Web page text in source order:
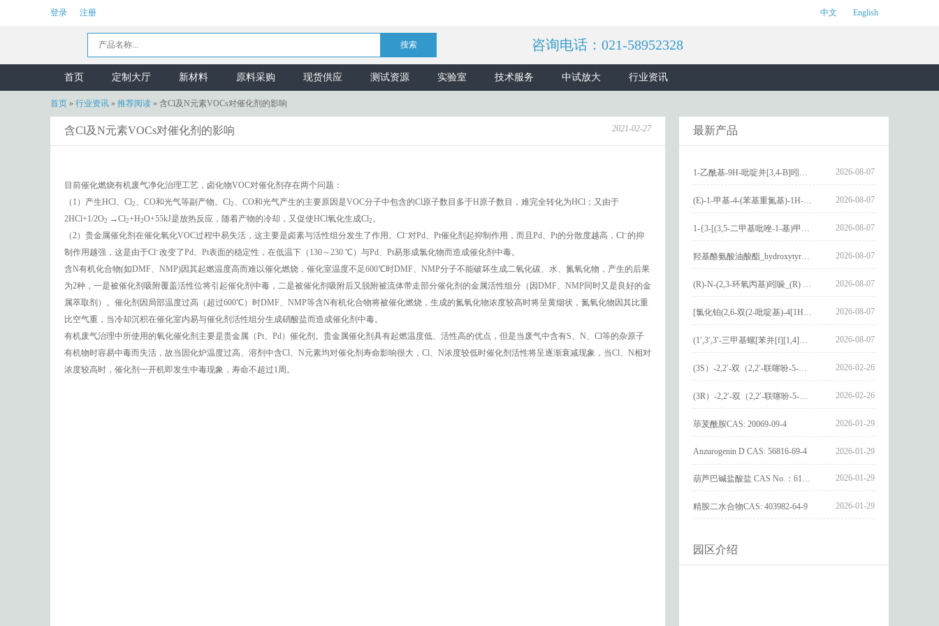
登录 注册 中文 English
咨询电话：021-58952328
首页 定制大厅 新材料 原料采购 现货供应 测试资源 实验室 技术服务 中试放大 行业资讯
首页 » 行业资讯 » 推荐阅读 » 含Cl及N元素VOCs对催化剂的影响
含Cl及N元素VOCs对催化剂的影响 2021-02-27
目前催化燃烧有机废气净化治理工艺，卤化物VOC对催化剂存在两个问题：
（1）产生HCl、Cl2 、CO和光气等副产物。Cl2 、CO和光气产生的主要原因是VOC分子中包含的Cl原子数目多于H原子数目，难完全转化为HCl；又由于
2HCl+1/2O2 →Cl2+H2O+55kJ是放热反应，随着产物的冷却，又促使HCl氧化生成Cl2 。
（2）贵金属催化剂在催化氧化VOC过程中易失活，这主要是卤素与活性组分发生了作用。Cl–对Pd、Pt催化剂起抑制作用，而且Pd、Pt的分散度越高，Cl–的抑
制作用越强，这是由于Cl–改变了Pd、Pt表面的稳定性，在低温下（130～230 ℃）与Pd、Pt易形成氯化物而造成催化剂中毒。
含N有机化合物(如DMF、NMP)因其起燃温度高而难以催化燃烧，催化室温度不足600℃时DMF、NMP分子不能破坏生成二氧化碳、水、氮氧化物，产生的后果
为2种，一是被催化剂吸附覆盖活性位将引起催化剂中毒，二是被催化剂吸附后又脱附被流体带走部分催化剂的金属活性组分（因DMF、NMP同时又是良好的金
属萃取剂）。催化剂因局部温度过高（超过600℃）时DMF、NMP等含N有机化合物将被催化燃烧，生成的氮氧化物浓度较高时将呈黄烟状，氮氧化物因其比重
比空气重，当冷却沉积在催化室内易与催化剂活性组分生成硝酸盐而造成催化剂中毒。
有机废气治理中所使用的氧化催化剂主要是贵金属（Pt、Pd）催化剂。贵金属催化剂具有起燃温度低、活性高的优点，但是当废气中含有S、N、Cl等的杂原子
有机物时容易中毒而失活，故当固化炉温度过高、溶剂中含Cl、N元素均对催化剂寿命影响很大，Cl、N浓度较低时催化剂活性将呈逐渐衰减现象，当Cl、N相对
浓度较高时，催化剂一开机即发生中毒现象，寿命不超过1周。
最新产品
2026-08-07
2026-08-07
2026-08-07
2026-08-07
2026-08-07
2026-08-07
2026-08-07
2026-02-26
2026-02-26
荜茇酰胺CAS: 20069-09-4 2026-01-29
Anzurogenin D CAS: 56816-69-4 2026-01-29
2026-01-29
精胺二水合物CAS: 403982-64-9 2026-01-29
园区介绍